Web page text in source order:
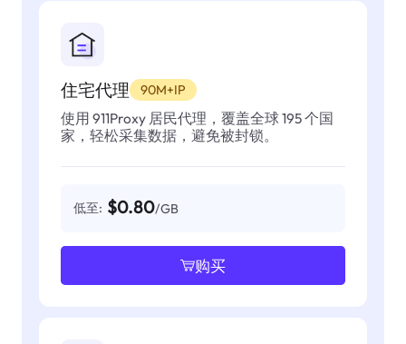
住宅代理 90M+IP
使用 911Proxy 居民代理，覆盖全球 195 个国
家，轻松采集数据，避免被封锁。
低至: $0.80/GB
购买